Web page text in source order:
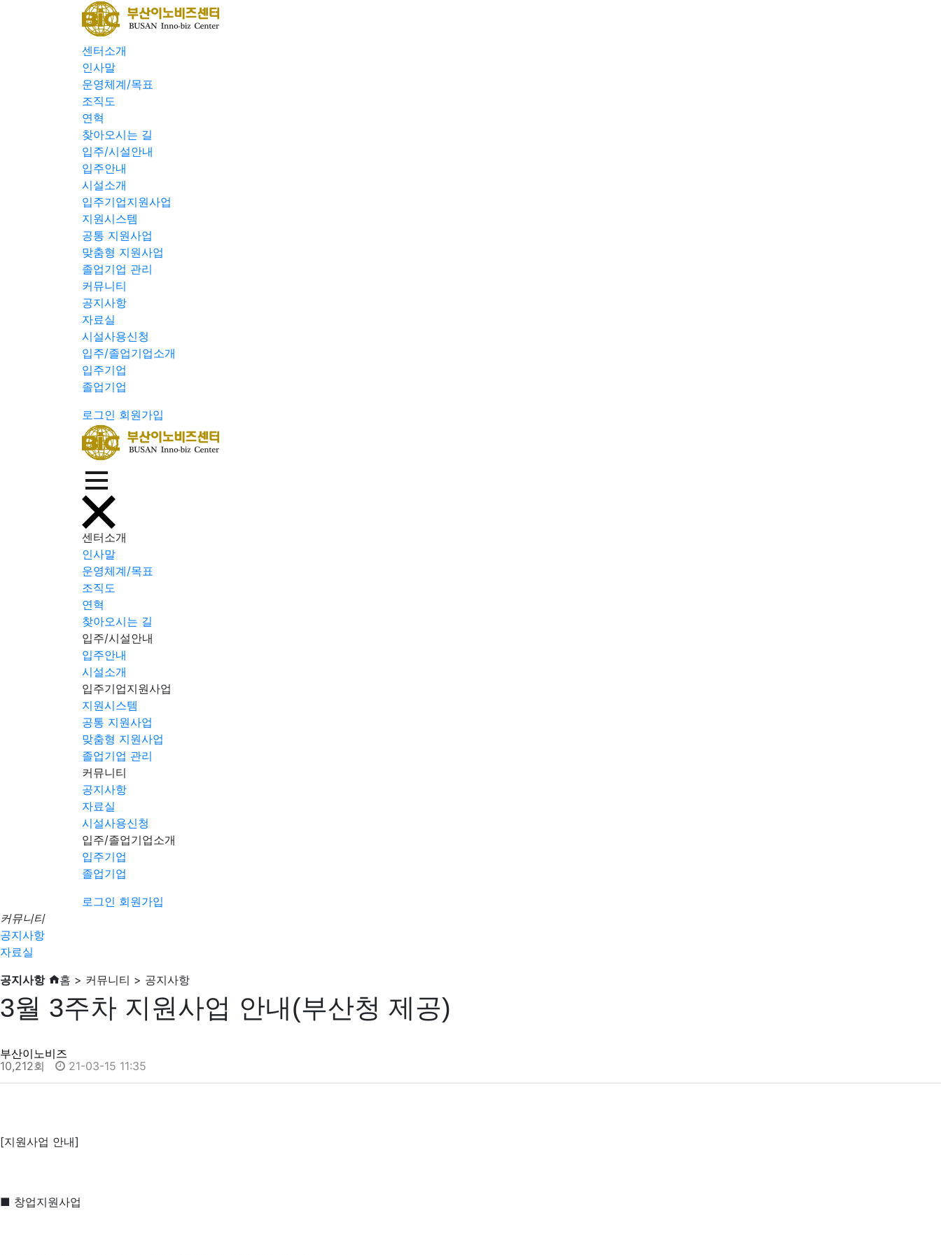
센터소개
인사말
운영체계/목표
조직도
연혁
찾아오시는 길
입주/시설안내
입주안내
시설소개
입주기업지원사업
지원시스템
공통 지원사업
맞춤형 지원사업
졸업기업 관리
커뮤니티
공지사항
자료실
시설사용신청
입주/졸업기업소개
입주기업
졸업기업
로그인 회원가입
센터소개
인사말
운영체계/목표
조직도
연혁
찾아오시는 길
입주/시설안내
입주안내
시설소개
입주기업지원사업
지원시스템
공통 지원사업
맞춤형 지원사업
졸업기업 관리
커뮤니티
공지사항
자료실
시설사용신청
입주/졸업기업소개
입주기업
졸업기업
로그인 회원가입
커뮤니티
공지사항
자료실
공지사항
홈 > 커뮤니티 > 공지사항
3월 3주차 지원사업 안내(부산청 제공)
부산이노비즈
10,212회
21-03-15 11:35
[지원사업 안내]
■ 창업지원사업